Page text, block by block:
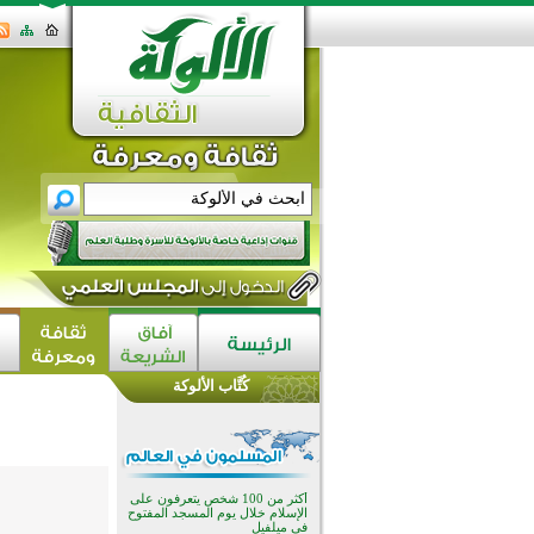
كُتَّاب الألوكة
القرآن والتربية في صدارة البرامج
وساراتوف وموردوفيا هذا العام
اختتام الدورة التاسعة لمسابقة حفظ
وتلاوة القرآن الكريم في أزناكاييف
أكثر من 100 شخص يتعرفون على
الإسلام خلال يوم المسجد المفتوح
في ميلفيل